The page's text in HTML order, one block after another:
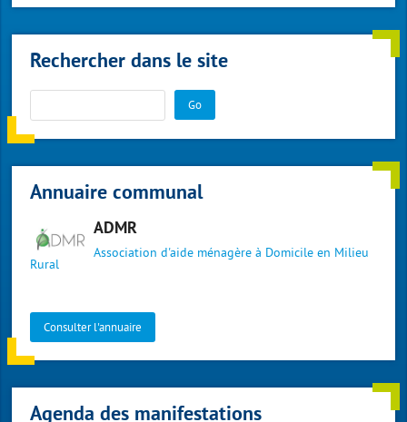
Rechercher dans le site
Go
Annuaire communal
ADMR
Association d'aide ménagère à Domicile en Milieu
Rural
Consulter l'annuaire
Agenda des manifestations